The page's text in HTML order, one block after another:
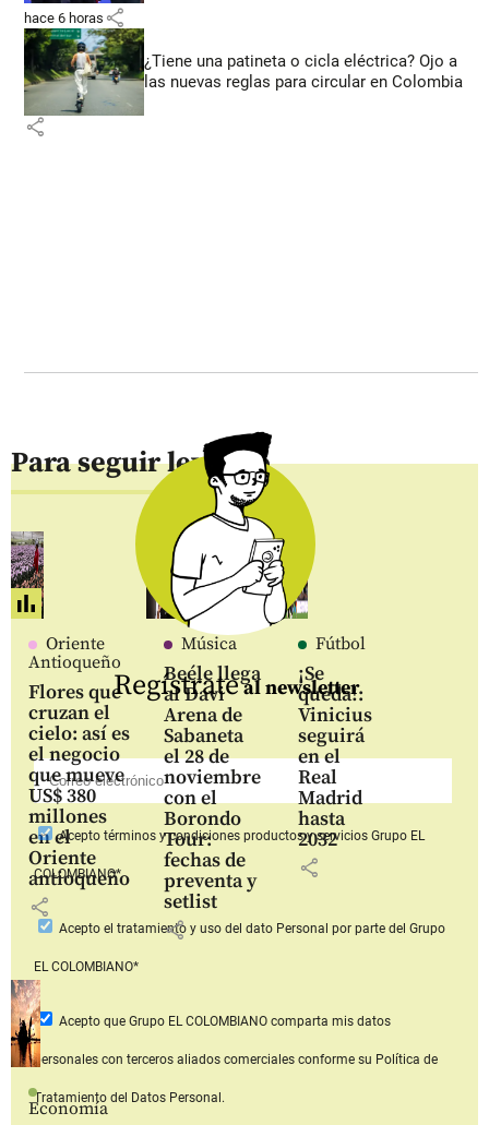
hace 6 horas share
¿Tiene una patineta o cicla eléctrica? Ojo a
las nuevas reglas para circular en Colombia
share
Para seguir leyendo
Oriente
Antioqueño
Flores que
cruzan el
cielo: así es
el negocio
que mueve
US$ 380
millones
en el
Oriente
antioqueño
share
Música
Beéle llega
al Davi
Arena de
Sabaneta
el 28 de
noviembre
con el
Borondo
Tour:
fechas de
preventa y
setlist
share
Fútbol
¡Se
queda!:
Vinicius
seguirá
en el
Real
Madrid
hasta
2032
share
Economía
Regístrateal newsletter
Aceptotérminos y condiciones productos y serviciosGrupo EL
COLOMBIANO*
Acepto el tratamiento y uso del dato Personal por parte del Grupo
EL COLOMBIANO*
Acepto que Grupo EL COLOMBIANOcomparta mis datos
personales con terceros aliados comerciales conforme su Política de
Tratamiento del Datos Personal.